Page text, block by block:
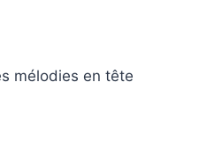
mélodies en tête